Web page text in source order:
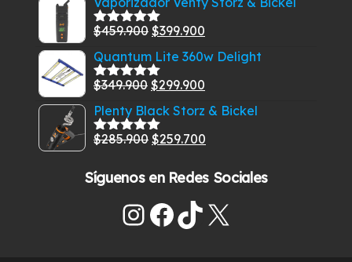
5
original
era:
$129.900.
es:
$99.900.
Valorado
5
$459.900 El
precio
original
era:
$459.900.
$399.900
precio
actual
es:
$399.900.
Quantum Lite 360w Delight
Valorado
5
$349.900 El
precio
original
era:
$299.900
precio
es:
Plenty Black Storz & Bickel
Valorado
$285.900 El
original
$285.900.
$259.700
actual
$259.700.
Síguenos en Redes Sociales
Instagram
Facebook
TikTok
X